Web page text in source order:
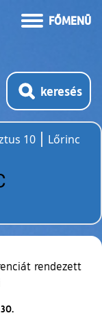
FŐMENÜ
keresés
10
Lőrinc
rendezett